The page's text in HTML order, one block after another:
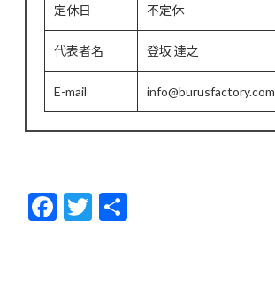
定休日 不定休
代表者名 登坂 達之
E-mail info@burusfactory.com
F
ac
T
w